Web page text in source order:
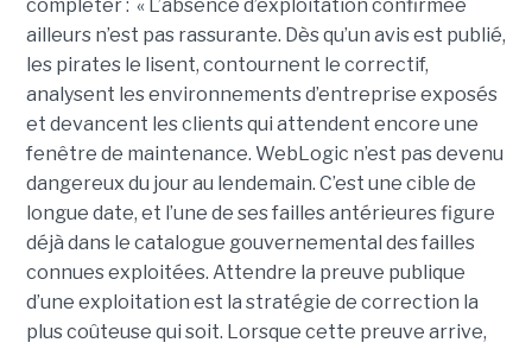
compléter : « L’absence d’exploitation confirmée
ailleurs n’est pas rassurante. Dès qu’un avis est publié,
les pirates le lisent, contournent le correctif,
analysent les environnements d’entreprise exposés
et devancent les clients qui attendent encore une
fenêtre de maintenance. WebLogic n’est pas devenu
dangereux du jour au lendemain. C’est une cible de
longue date, et l’une de ses failles antérieures figure
déjà dans le catalogue gouvernemental des failles
connues exploitées. Attendre la preuve publique
d’une exploitation est la stratégie de correction la
plus coûteuse qui soit. Lorsque cette preuve arrive,